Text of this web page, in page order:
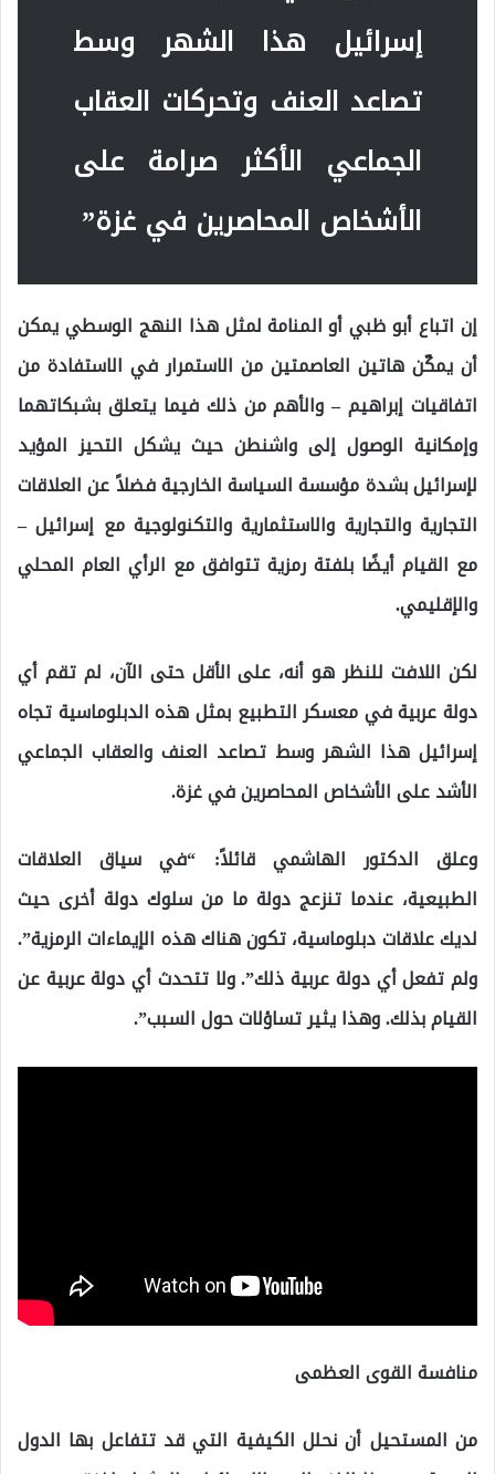
إسرائيل هذا الشهر وسط
تصاعد العنف وتحركات العقاب
الجماعي الأكثر صرامة على
الأشخاص المحاصرين في غزة”
إن اتباع أبو ظبي أو المنامة لمثل هذا النهج الوسطي يمكن
أن يمكّن هاتين العاصمتين من الاستمرار في الاستفادة من
اتفاقيات إبراهيم – والأهم من ذلك فيما يتعلق بشبكاتهما
وإمكانية الوصول إلى واشنطن حيث يشكل التحيز المؤيد
لإسرائيل بشدة مؤسسة السياسة الخارجية فضلاً عن العلاقات
التجارية والتجارية والاستثمارية والتكنولوجية مع إسرائيل –
مع القيام أيضًا بلفتة رمزية تتوافق مع الرأي العام المحلي
والإقليمي.
لكن اللافت للنظر هو أنه، على الأقل حتى الآن، لم تقم أي
دولة عربية في معسكر التطبيع بمثل هذه الدبلوماسية تجاه
إسرائيل هذا الشهر وسط تصاعد العنف والعقاب الجماعي
الأشد على الأشخاص المحاصرين في غزة.
وعلق الدكتور الهاشمي قائلاً: “في سياق العلاقات
الطبيعية، عندما تنزعج دولة ما من سلوك دولة أخرى حيث
لديك علاقات دبلوماسية، تكون هناك هذه الإيماءات الرمزية”.
ولم تفعل أي دولة عربية ذلك”. ولا تتحدث أي دولة عربية عن
القيام بذلك. وهذا يثير تساؤلات حول السبب”.
منافسة القوى العظمى
من المستحيل أن نحلل الكيفية التي قد تتفاعل بها الدول